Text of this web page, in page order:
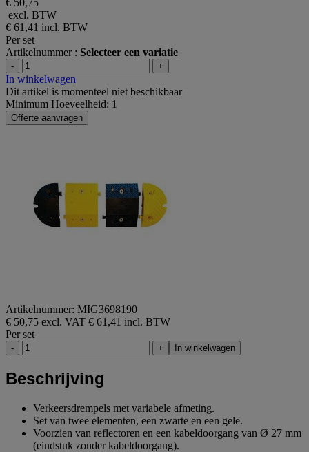
€ 50,75
excl. BTW
€ 61,41 incl. BTW
Per set
Artikelnummer : Selecteer een variatie
- +
In winkelwagen
Dit artikel is momenteel niet beschikbaar
Minimum Hoeveelheid: 1
Offerte aanvragen
Artikelnummer: MIG3698190
€ 50,75 excl. VAT € 61,41 incl. BTW
Per set
- + In winkelwagen
Beschrijving
Verkeersdrempels met variabele afmeting.
Set van twee elementen, een zwarte en een gele.
Voorzien van reflectoren en een kabeldoorgang van Ø 27 mm
(eindstuk zonder kabeldoorgang).